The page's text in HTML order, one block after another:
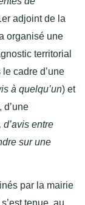
adjoint de la
organisé une
territorial
cadre d’une
à quelqu’un) et
d’avis entre
sur une
par la mairie